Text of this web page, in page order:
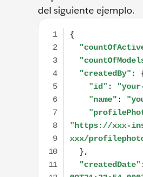
del siguiente ejemplo.
{